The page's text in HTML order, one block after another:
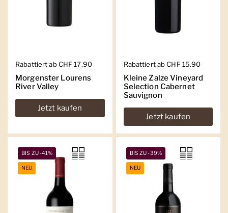
Regulärer Preis
Rabattiert ab CHF 17.90
Morgenster Lourens
River Valley
Jetzt kaufen
Regulärer Preis
Rabattiert ab CHF 15.90
Kleine Zalze Vineyard
Selection Cabernet
Sauvignon
Jetzt kaufen
BIS ZU -41%
NEU
BIS ZU -39%
NEU